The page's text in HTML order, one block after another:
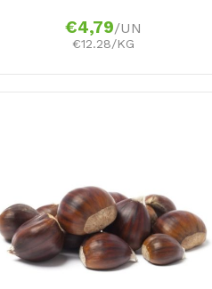
€4,79/UN
€12.28/KG